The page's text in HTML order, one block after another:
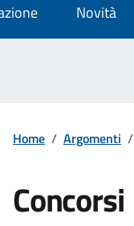
Novità
Home / Argomenti /
Concorsi